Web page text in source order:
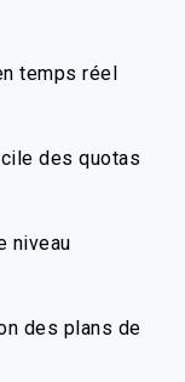
temps réel
des quotas
niveau
des plans de